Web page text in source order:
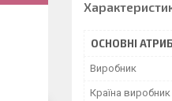
ОСНОВНІ
Виробник
Країна виробник